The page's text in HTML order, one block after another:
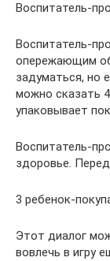
Воспитатель-
Воспитатель-
опережающим
задуматься, но
можно сказать
упаковывает
Воспитатель-
здоровье.
3 ребенок-
Этот диалог
вовлечь в игру